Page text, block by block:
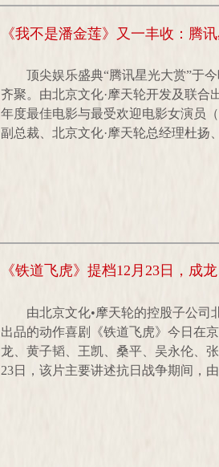
《我不是潘金莲》又一丰收：腾
顶尖娱乐盛典“腾讯星光大赏”于
齐聚。由北京文化·摩天轮开发及联合
年度最佳电影与最受欢迎电影女演员
副总裁、北京文化·摩天轮总经理杜扬
《铁道飞虎》提档12月23日，成
由北京文化•摩天轮的控股子公司
出品的动作喜剧《铁道飞虎》今日在
龙、黄子韬、王凯、桑平、吴永伦、
23日，该片主要讲述抗日战争期间，